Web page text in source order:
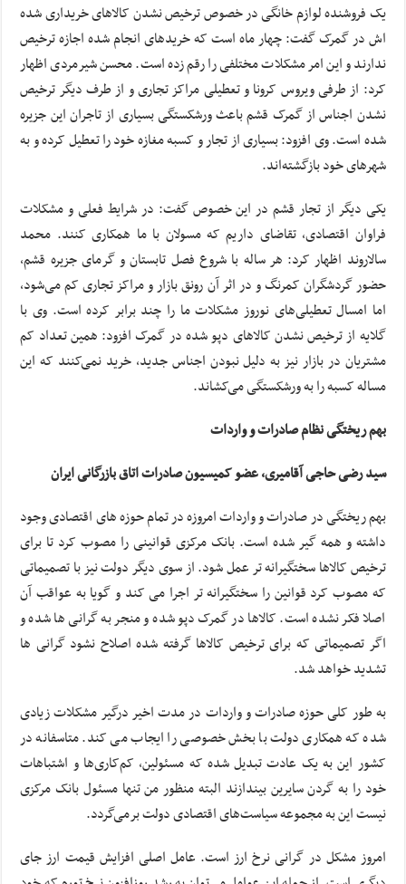
یک فروشنده لوازم خانگی در خصوص ترخیص نشدن کالاهای خریداری شده
اش در گمرک گفت: چهار ماه است که خریدهای انجام شده اجازه ترخیص
ندارند و این امر مشکلات مختلفی را رقم زده است. محسن شیرمردی اظهار
کرد: از طرفی ویروس کرونا و تعطیلی مراکز تجاری و از طرف دیگر ترخیص
نشدن اجناس از گمرک قشم باعث ورشکستگی بسیاری از تاجران این جزیره
شده است. وی افزود: بسیاری از تجار و کسبه مغازه خود را تعطیل کرده و به
شهرهای خود بازگشته‌اند.
یکی دیگر از تجار قشم در این خصوص گفت: در شرایط فعلی و مشکلات
فراوان اقتصادی، تقاضای داریم که مسولان با ما همکاری کنند. محمد
سالاروند اظهار کرد: هر ساله با شروع فصل تابستان و گرمای جزیره قشم،
حضور گردشگران کمرنگ و در اثر آن رونق بازار و مراکز تجاری کم می‌شود،
اما امسال تعطیلی‌های نوروز مشکلات ما را چند برابر کرده است. وی با
گلایه از ترخیص نشدن کالاهای دپو شده در گمرک افزود: همین تعداد کم
مشتریان در بازار نیز به دلیل نبودن اجناس جدید، خرید نمی‌کنند که این
مساله کسبه را به ورشکستگی می‌کشاند.
بهم ریختگی نظام صادرات و واردات
سید رضی حاجی آقامیری، عضو کمیسیون صادرات اتاق بازرگانی ایران
بهم ریختگی در صادرات و واردات امروزه در تمام حوزه های اقتصادی وجود
داشته و همه گیر شده است. بانک مرکزی قوانینی را مصوب کرد تا برای
ترخیص کالاها سختگیرانه تر عمل شود. از سوی دیگر دولت نیز با تصمیماتی
که مصوب کرد قوانین را سختگیرانه تر اجرا می کند و گویا به عواقب آن
اصلا فکر نشده است. کالاها در گمرک دپو شده و منجر به گرانی ها شده و
اگر تصمیماتی که برای ترخیص کالاها گرفته شده اصلاح نشود گرانی ها
تشدید خواهد شد.
به طور کلی حوزه صادرات و واردات در مدت اخیر درگیر مشکلات زیادی
شده که همکاری دولت با بخش خصوصی را ایجاب می کند. متاسفانه در
کشور این به یک عادت تبدیل شده که مسئولین، کم‌کاری‌ها و اشتباهات
خود را به گردن سایرین بیندازند البته منظور من تنها مسئول بانک مرکزی
نیست این به مجموعه سیاست‌های اقتصادی دولت برمی‌گردد.
امروز مشکل در گرانی نرخ ارز است. عامل اصلی افزایش قیمت ارز جای